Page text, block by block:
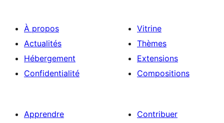
À propos
Actualités
Hébergement
Confidentialité
Vitrine
Thèmes
Extensions
Compositions
Apprendre
Contribuer